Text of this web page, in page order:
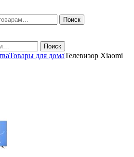
Поиск
Поиск
Товары для домаТелевизор Xiaomi